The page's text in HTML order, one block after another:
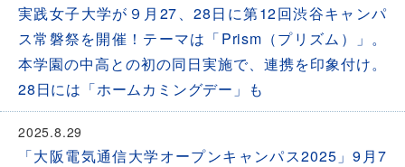
実践女子大学が９月27、28日に第12回渋谷キャンパ
ス常磐祭を開催！テーマは「Prism（プリズム）」。
本学園の中高との初の同日実施で、連携を印象付け。
28日には「ホームカミングデー」も
2025.8.29
「大阪電気通信大学オープンキャンパス2025」9月7